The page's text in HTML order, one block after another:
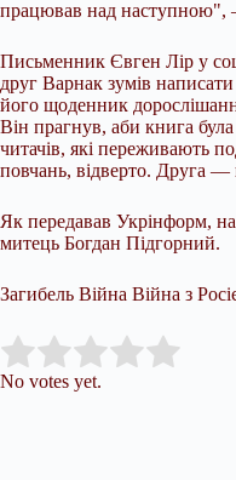
працював над наступною",
Письменник Євген Лір у
друг Варнак зумів
його щоденник
Він прагнув, аби книга
читачів, які переживають
повчань, відверто. Друга —
Як передавав Укрінформ,
митець Богдан Підгорний.
Загибель Війна Війна з
Rate this item:
No votes yet.